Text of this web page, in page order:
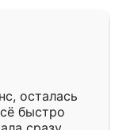
осталась
быстро